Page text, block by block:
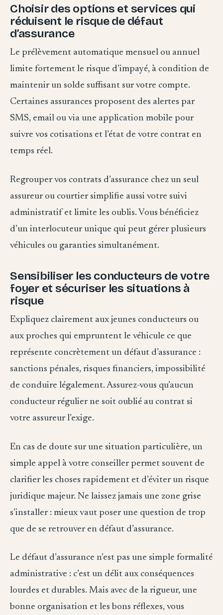
Choisir des options et services qui
réduisent le risque de défaut
d’assurance
Le prélèvement automatique mensuel ou annuel
limite fortement le risque d’impayé, à condition de
maintenir un solde suffisant sur votre compte.
Certaines assurances proposent des alertes par
SMS, email ou via une application mobile pour
suivre vos cotisations et l’état de votre contrat en
temps réel.
Regrouper vos contrats d’assurance chez un seul
assureur ou courtier simplifie aussi votre suivi
administratif et limite les oublis. Vous bénéficiez
d’un interlocuteur unique qui peut gérer plusieurs
véhicules ou garanties simultanément.
Sensibiliser les conducteurs de votre
foyer et sécuriser les situations à
risque
Expliquez clairement aux jeunes conducteurs ou
aux proches qui empruntent le véhicule ce que
représente concrètement un défaut d’assurance :
sanctions pénales, risques financiers, impossibilité
de conduire légalement. Assurez-vous qu’aucun
conducteur régulier ne soit oublié au contrat si
votre assureur l’exige.
En cas de doute sur une situation particulière, un
simple appel à votre conseiller permet souvent de
clarifier les choses rapidement et d’éviter un risque
juridique majeur. Ne laissez jamais une zone grise
s’installer : mieux vaut poser une question de trop
que de se retrouver en défaut d’assurance.
Le défaut d’assurance n’est pas une simple formalité
administrative : c’est un délit aux conséquences
lourdes et durables. Mais avec de la rigueur, une
bonne organisation et les bons réflexes, vous